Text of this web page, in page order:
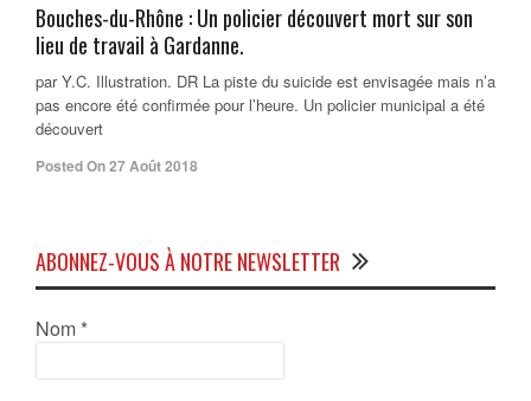
Bouches-du-Rhône : Un policier découvert mort sur son
lieu de travail à Gardanne.
par Y.C. Illustration. DR La piste du suicide est envisagée mais n’a
pas encore été confirmée pour l’heure. Un policier municipal a été
découvert
Posted On 27 Août 2018
ABONNEZ-VOUS À NOTRE NEWSLETTER
Nom *